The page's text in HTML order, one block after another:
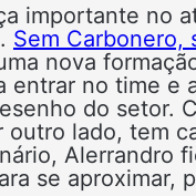
importante no
. Sem Carbonero,
nova
entrar no time e
do setor.
outro lado, tem
Alerrandro
se aproximar,